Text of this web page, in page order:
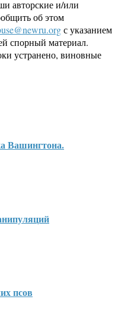
авторские и/или
об этом
с указанием
спорный материал.
устранено, виновные
Вашингтона.
псов